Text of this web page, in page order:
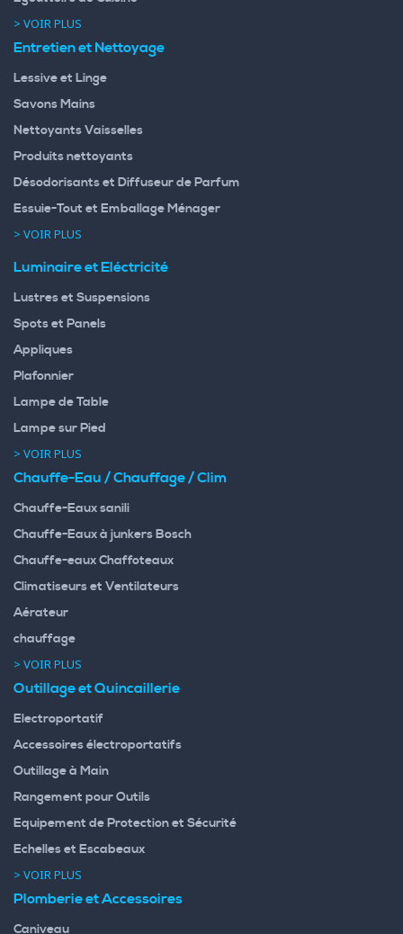
> VOIR PLUS
Entretien et Nettoyage
Lessive et Linge
Savons Mains
Nettoyants Vaisselles
Produits nettoyants
Désodorisants et Diffuseur de Parfum
Essuie-Tout et Emballage Ménager
> VOIR PLUS
Luminaire et Eléctricité
Lustres et Suspensions
Spots et Panels
Appliques
Plafonnier
Lampe de Table
Lampe sur Pied
> VOIR PLUS
Chauffe-Eau / Chauffage / Clim
Chauffe-Eaux sanili
Chauffe-Eaux à junkers Bosch
Chauffe-eaux Chaffoteaux
Climatiseurs et Ventilateurs
Aérateur
chauffage
> VOIR PLUS
Outillage et Quincaillerie
Electroportatif
Accessoires électroportatifs
Outillage à Main
Rangement pour Outils
Equipement de Protection et Sécurité
Echelles et Escabeaux
> VOIR PLUS
Plomberie et Accessoires
Caniveau